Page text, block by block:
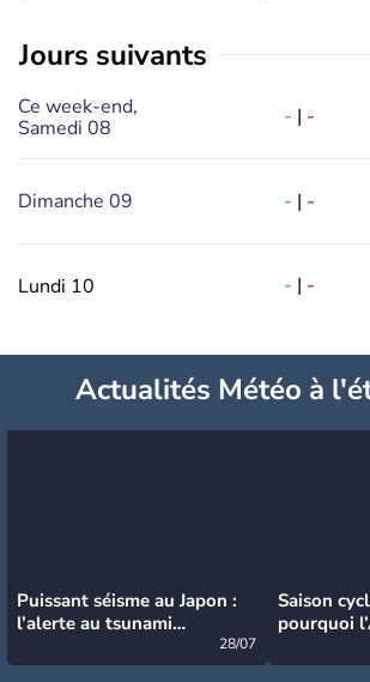
jours suivants
Ce week-end,
Samedi 08
- | -
Dimanche 09 - | -
Lundi 10 - | -
Actualités Météo à
Puissant séisme au Japon :
l’alerte au tsunami
28/07
Saison
pourquoi